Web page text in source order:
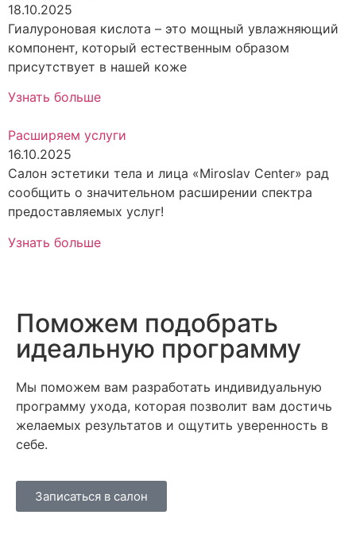
18.10.2025
Гиалуроновая кислота – это мощный увлажняющий
компонент, который естественным образом
присутствует в нашей коже
Узнать больше
Расширяем услуги
16.10.2025
Салон эстетики тела и лица «Miroslav Center» рад
сообщить о значительном расширении спектра
предоставляемых услуг!
Узнать больше
Поможем подобрать
идеальную программу
Мы поможем вам разработать индивидуальную
программу ухода, которая позволит вам достичь
желаемых результатов и ощутить уверенность в
себе.
Записаться в салон